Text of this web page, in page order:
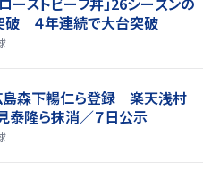
破 ４年連続で大台突破
島森下暢仁ら登録 楽天浅村
泰隆ら抹消／７日公示